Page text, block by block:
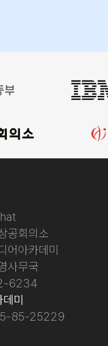
공회의소
어아카데미
사무국
6234
미
85-25229